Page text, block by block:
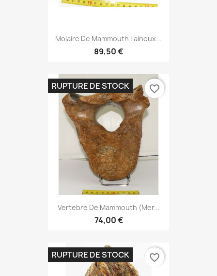
Molaire De Mammouth Laineux...
89,50 €
Vertebre De Mammouth (mer...
74,00 €
RUPTURE DE STOCK favorite_border
RUPTURE DE STOCK favorite_border